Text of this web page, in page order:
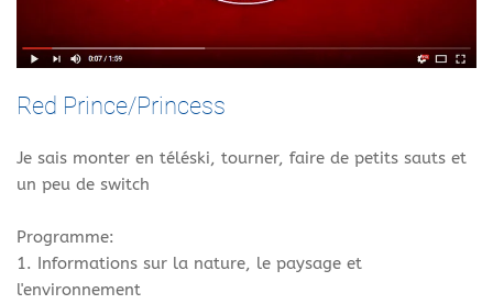
Red Prince/Princess
Je sais monter en téléski, tourner, faire de petits sauts et
un peu de switch
Programme:
1. Informations sur la nature, le paysage et
l'environnement